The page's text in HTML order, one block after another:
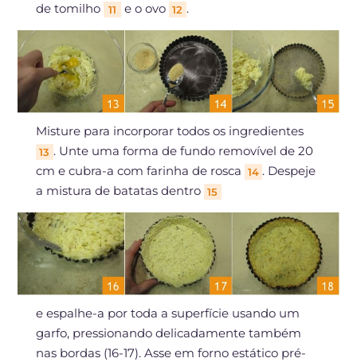
de tomilho
11 e o ovo 12 .
Misture para incorporar todos os ingredientes
13 . Unte uma forma de fundo removível de 20
cm e cubra-a com farinha de rosca 14 . Despeje
a mistura de batatas dentro 15
e espalhe-a por toda a superfície usando um
garfo, pressionando delicadamente também
nas bordas (16-17). Asse em forno estático pré-